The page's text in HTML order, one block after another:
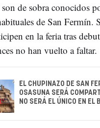
de sobra conocidos
de San Fermín.
en la feria tras
no han vuelto a faltar.
EL CHUPINAZO DE SAN
OSASUNA SERÁ
NO SERÁ EL ÚNICO EN EL